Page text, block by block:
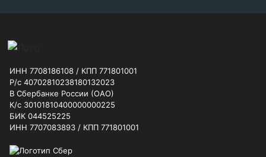
ИНН 7708186108 / КПП 771801001
Р/с 40702810238180132023
В Сбербанке России (ОАО)
К/с 30101810400000000225
БИК 044525225
ИНН 7707083893 / КПП 771801001